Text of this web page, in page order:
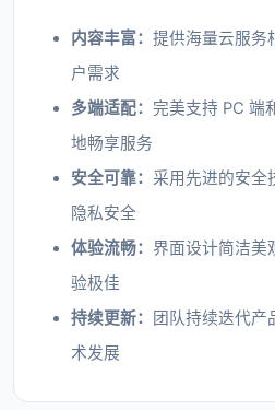
内容丰富： 提供海量云服务
户需求
多端适配： 完美支持 PC 端
地畅享服务
安全可靠： 采用先进的安全
隐私安全
体验流畅： 界面设计简洁美
验极佳
持续更新：
团队持续迭代产
术发展